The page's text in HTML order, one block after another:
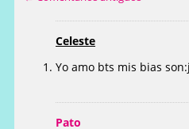
Celeste
Yo amo bts mis bias
Pato